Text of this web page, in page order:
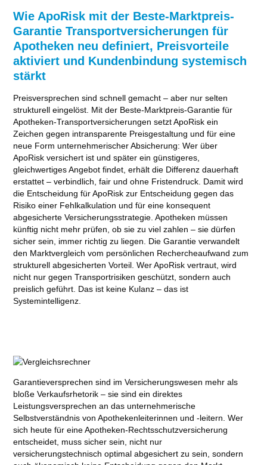
Wie ApoRisk mit der Beste-Marktpreis-
Garantie Transportversicherungen für
Apotheken neu definiert, Preisvorteile
aktiviert und Kundenbindung systemisch
stärkt
Preisversprechen sind schnell gemacht – aber nur selten
strukturell eingelöst. Mit der Beste-Marktpreis-Garantie für
Apotheken-Transportversicherungen setzt ApoRisk ein
Zeichen gegen intransparente Preisgestaltung und für eine
neue Form unternehmerischer Absicherung: Wer über
ApoRisk versichert ist und später ein günstigeres,
gleichwertiges Angebot findet, erhält die Differenz dauerhaft
erstattet – verbindlich, fair und ohne Fristendruck. Damit wird
die Entscheidung für ApoRisk zur Entscheidung gegen das
Risiko einer Fehlkalkulation und für eine konsequent
abgesicherte Versicherungsstrategie. Apotheken müssen
künftig nicht mehr prüfen, ob sie zu viel zahlen – sie dürfen
sicher sein, immer richtig zu liegen. Die Garantie verwandelt
den Marktvergleich vom persönlichen Rechercheaufwand zum
strukturell abgesicherten Vorteil. Wer ApoRisk vertraut, wird
nicht nur gegen Transportrisiken geschützt, sondern auch
preislich geführt. Das ist keine Kulanz – das ist
Systemintelligenz.
Garantieversprechen sind im Versicherungswesen mehr als
bloße Verkaufsrhetorik – sie sind ein direktes
Leistungsversprechen an das unternehmerische
Selbstverständnis von Apothekenleiterinnen und -leitern. Wer
sich heute für eine Apotheken-Rechtsschutzversicherung
entscheidet, muss sicher sein, nicht nur
versicherungstechnisch optimal abgesichert zu sein, sondern